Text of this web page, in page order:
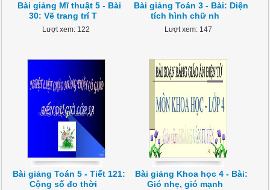
Bài giảng Mĩ thuật 5 - Bài
30: Vẽ trang trí T
Lượt xem: 122
Bài giảng Toán 3 - Bài: Diện
tích hình chữ nh
Lượt xem: 147
Bài giảng Toán 5 - Tiết 121:
Cộng số đo thời
Bài giảng Khoa học 4 - Bài:
Gió nhẹ, gió mạnh